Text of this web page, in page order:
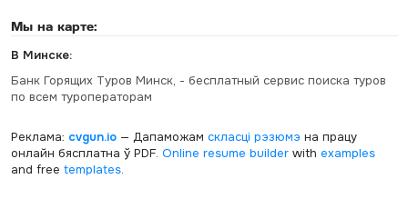
Мы на карте:
В Минске:
Банк Горящих Туров Минск, - бесплатный сервис поиска туров
по всем туроператорам
Реклама: cvgun.io— Дапаможам скласці рэзюмэ на працу
онлайн бясплатна ў PDF. Online resume builderwith examples
and free templates.